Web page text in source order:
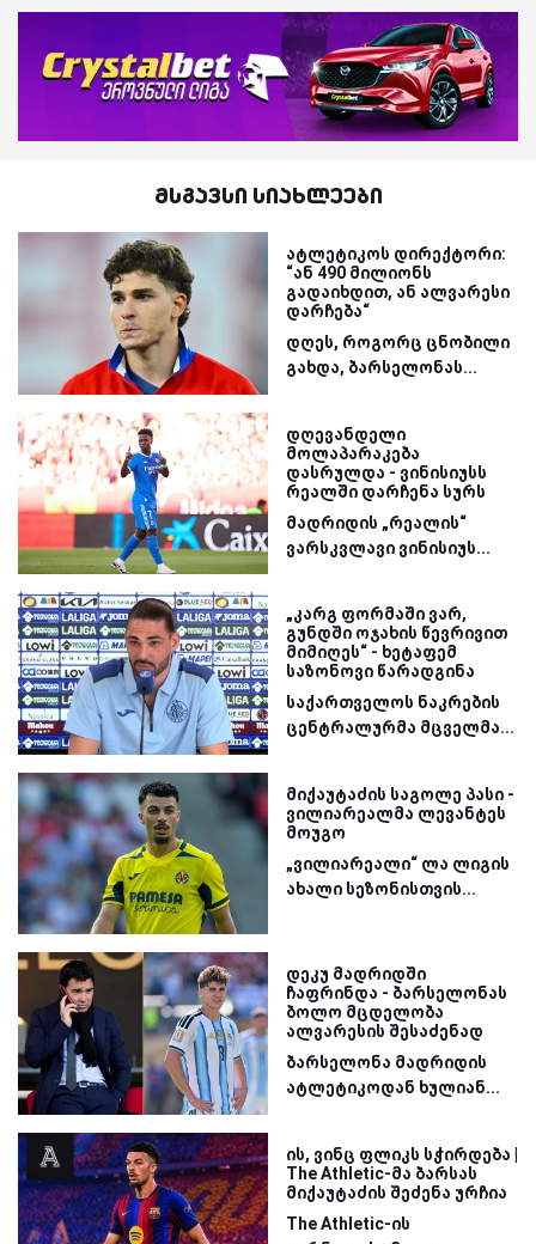
მსგავსი სიახლეები
ატლეტიკოს დირექტორი:
“ან 490 მილიონს
გადაიხდით, ან ალვარესი
დარჩება“
დღეს, როგორც ცნობილი
გახდა, ბარსელონას...
დღევანდელი
მოლაპარაკება
დასრულდა - ვინისიუსს
რეალში დარჩენა სურს
მადრიდის „რეალის“
ვარსკვლავი ვინისიუს...
„კარგ ფორმაში ვარ,
გუნდში ოჯახის წევრივით
მიმიღეს“ - ხეტაფემ
საზონოვი წარადგინა
საქართველოს ნაკრების
ცენტრალურმა მცველმა...
მიქაუტაძის საგოლე პასი -
ვილიარეალმა ლევანტეს
მოუგო
„ვილიარეალი“ ლა ლიგის
ახალი სეზონისთვის...
დეკუ მადრიდში
ჩაფრინდა - ბარსელონას
ბოლო მცდელობა
ალვარესის შესაძენად
ბარსელონა მადრიდის
ატლეტიკოდან ხულიან...
ის, ვინც ფლიკს სჭირდება |
The Athletic-მა ბარსას
მიქაუტაძის შეძენა ურჩია
The Athletic-ის